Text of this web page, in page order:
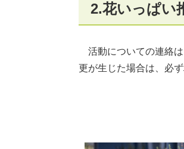
2.花いっぱい
活動についての連絡は
更が生じた場合は、必